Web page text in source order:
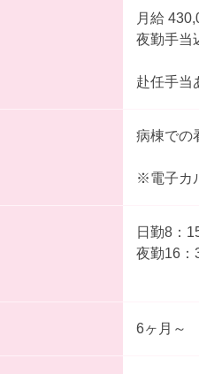
月給
夜勤手当
赴任手当
病棟での
※電子カ
日勤8：
夜勤16
6ヶ月～